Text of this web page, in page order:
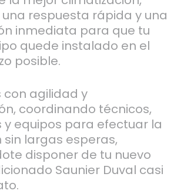
respuesta rápida y una
inmediata para que tu
quede instalado en el
posible.
agilidad y
coordinando técnicos,
equipos para efectuar la
largas esperas,
disponer de tu nuevo
Saunier Duval casi